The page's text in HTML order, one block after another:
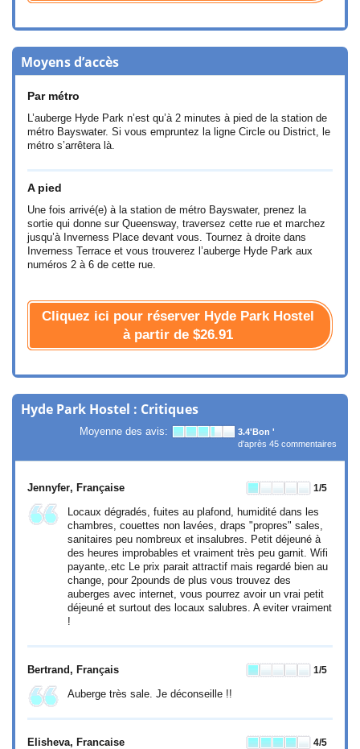
Moyens d’accès
Par métro
L’auberge Hyde Park n’est qu’à 2 minutes à pied de la station de
métro Bayswater. Si vous empruntez la ligne Circle ou District, le
métro s’arrêtera là.
A pied
Une fois arrivé(e) à la station de métro Bayswater, prenez la
sortie qui donne sur Queensway, traversez cette rue et marchez
jusqu’à Inverness Place devant vous. Tournez à droite dans
Inverness Terrace et vous trouverez l’auberge Hyde Park aux
numéros 2 à 6 de cette rue.
Cliquez ici pour réserver Hyde Park Hostel
à partir de $26.91
Hyde Park Hostel : Critiques
Moyenne des avis: 3.4'Bon '
d'après 45 commentaires
Jennyfer, Française 1/5
Locaux dégradés, fuites au plafond, humidité dans les
chambres, couettes non lavées, draps "propres" sales,
sanitaires peu nombreux et insalubres. Petit déjeuné à
des heures improbables et vraiment très peu garnit. Wifi
payante,.etc Le prix parait attractif mais regardé bien au
change, pour 2pounds de plus vous trouvez des
auberges avec internet, vous pourrez avoir un vrai petit
déjeuné et surtout des locaux salubres. A eviter vraiment
!
Bertrand , Français 1/5
Auberge très sale. Je déconseille !!
Elisheva, Francaise 4/5